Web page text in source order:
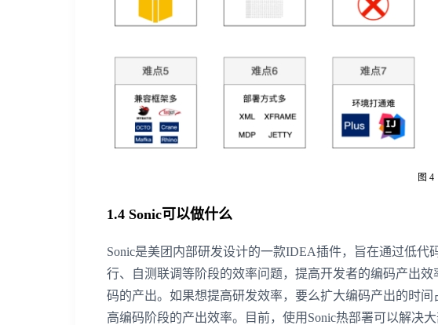
图 4
1.4 Sonic可以做什么
Sonic是美团内部研发设计的一款IDEA插件，旨在通过低
行、自测联调等阶段的效率问题，提高开发者的编码产出
码的产出。如果想提高研发效率，要么扩大编码产出的时
高编码阶段的产出效率。目前，使用Sonic热部署可以解决